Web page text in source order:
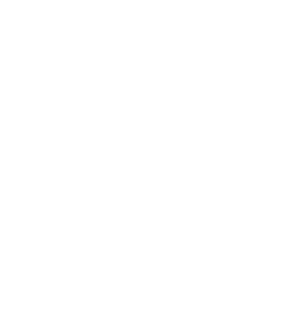
hotelů